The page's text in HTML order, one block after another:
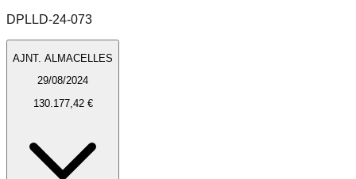
DPLLD-24-073
AJNT. ALMACELLES
29/08/2024
130.177,42 €